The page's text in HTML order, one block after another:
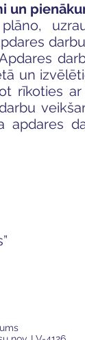
un
un
rīkoties
apdares